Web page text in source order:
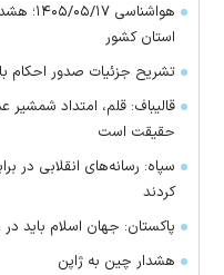
استان کشور
تشریح جزئیات صدور احکام
قالیباف: قلم، امتداد شمشیر
حقیقت است
سپاه: رسانه‌های انقلابی در
کردند
پاکستان: جهان اسلام باید
هشدار چین به ژاپن